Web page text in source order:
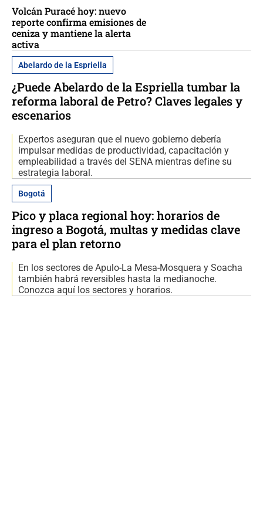
Volcán Puracé hoy: nuevo
reporte confirma emisiones de
ceniza y mantiene la alerta
activa
Abelardo de la Espriella
¿Puede Abelardo de la Espriella tumbar la
reforma laboral de Petro? Claves legales y
escenarios
Expertos aseguran que el nuevo gobierno debería
impulsar medidas de productividad, capacitación y
empleabilidad a través del SENA mientras define su
estrategia laboral.
Bogotá
Pico y placa regional hoy: horarios de
ingreso a Bogotá, multas y medidas clave
para el plan retorno
En los sectores de Apulo-La Mesa-Mosquera y Soacha
también habrá reversibles hasta la medianoche.
Conozca aquí los sectores y horarios.